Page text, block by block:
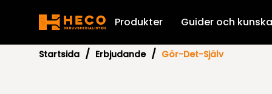
Produkter
Träinfästningar
Guider och
Startsida Erbjudande Gör-Det-Själv